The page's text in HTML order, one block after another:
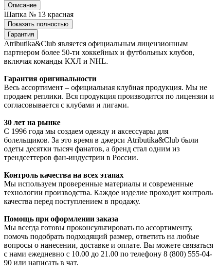
Описание
Шапка № 13 красная
Показать полностью
Гарантия
Atributika&Club является официальным лицензионным
партнером более 50-ти хоккейных и футбольных клубов,
включая команды КХЛ и NHL.
Гарантия оригинальности
Весь ассортимент – официальная клубная продукция. Мы не
продаем реплики. Вся продукция производится по лицензии и
согласовывается с клубами и лигами.
30 лет на рынке
С 1996 года мы создаем одежду и аксессуары для
болельщиков. За это время в джерси Atributika&Club были
одеты десятки тысяч фанатов, а бренд стал одним из
трендсеттеров фан-индустрии в России.
Контроль качества на всех этапах
Мы используем проверенные материалы и современные
технологии производства. Каждое изделие проходит контроль
качества перед поступлением в продажу.
Помощь при оформлении заказа
Мы всегда готовы проконсультировать по ассортименту,
помочь подобрать подходящий размер, ответить на любые
вопросы о нанесении, доставке и оплате. Вы можете связаться
с нами ежедневно с 10.00 до 21.00 по телефону 8 (800) 555-04-
90 или написать в чат.